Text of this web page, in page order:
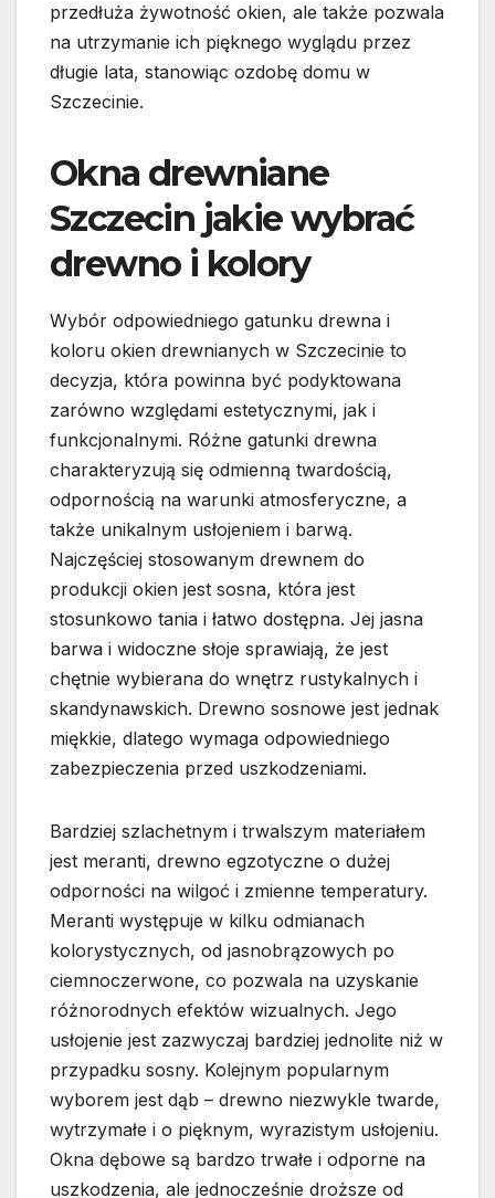
przedłuża żywotność okien, ale także pozwala
na utrzymanie ich pięknego wyglądu przez
długie lata, stanowiąc ozdobę domu w
Szczecinie.
Okna drewniane
Szczecin jakie wybrać
drewno i kolory
Wybór odpowiedniego gatunku drewna i
koloru okien drewnianych w Szczecinie to
decyzja, która powinna być podyktowana
zarówno względami estetycznymi, jak i
funkcjonalnymi. Różne gatunki drewna
charakteryzują się odmienną twardością,
odpornością na warunki atmosferyczne, a
także unikalnym usłojeniem i barwą.
Najczęściej stosowanym drewnem do
produkcji okien jest sosna, która jest
stosunkowo tania i łatwo dostępna. Jej jasna
barwa i widoczne słoje sprawiają, że jest
chętnie wybierana do wnętrz rustykalnych i
skandynawskich. Drewno sosnowe jest jednak
miękkie, dlatego wymaga odpowiedniego
zabezpieczenia przed uszkodzeniami.
Bardziej szlachetnym i trwalszym materiałem
jest meranti, drewno egzotyczne o dużej
odporności na wilgoć i zmienne temperatury.
Meranti występuje w kilku odmianach
kolorystycznych, od jasnobrązowych po
ciemnoczerwone, co pozwala na uzyskanie
różnorodnych efektów wizualnych. Jego
usłojenie jest zazwyczaj bardziej jednolite niż w
przypadku sosny. Kolejnym popularnym
wyborem jest dąb – drewno niezwykle twarde,
wytrzymałe i o pięknym, wyrazistym usłojeniu.
Okna dębowe są bardzo trwałe i odporne na
uszkodzenia, ale jednocześnie droższe od